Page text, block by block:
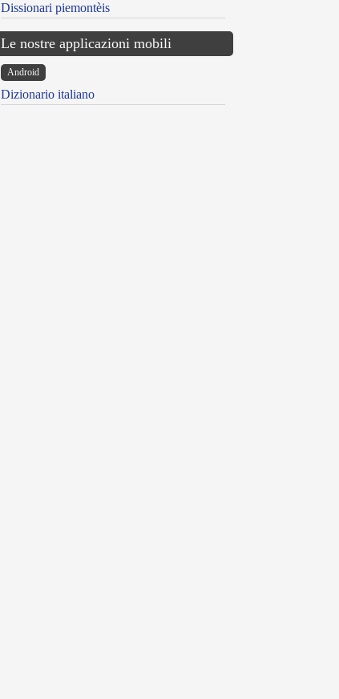
Dissionari piemontèis
Le nostre applicazioni mobili
Android
Dizionario italiano